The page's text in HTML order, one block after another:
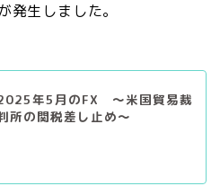
発生しました。
年5月のFX ～米国貿易裁
所の関税差し止め～